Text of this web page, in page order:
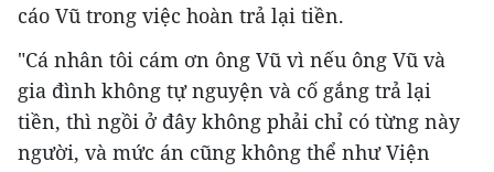
cáo Vũ trong việc hoàn trả lại tiền.
"Cá nhân tôi cám ơn ông Vũ vì nếu ông Vũ và
gia đình không tự nguyện và cố gắng trả lại
tiền, thì ngồi ở đây không phải chỉ có từng này
người, và mức án cũng không thể như Viện